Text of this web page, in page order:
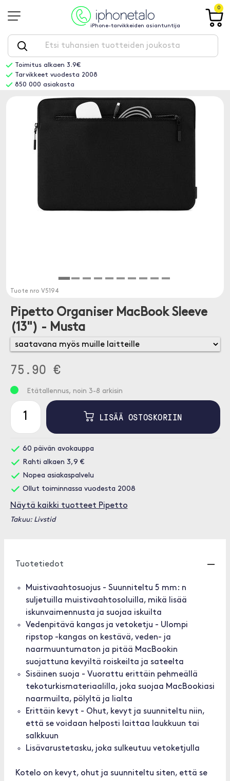
iPhone-tarvikkeiden asiantuntija
0
Toimitus alkaen 3.9€
Tarvikkeet vuodesta 2008
850 000 asiakasta
Tuote nro V5194
Pipetto Organiser MacBook Sleeve
(13") - Musta
75.90 €
Etätallennus, noin 3-8 arkisin
LISÄÄ OSTOSKORIIN
60 päivän avokauppa
Rahti alkaen 3,9 €
Nopea asiakaspalvelu
Ollut toiminnassa vuodesta 2008
Näytä kaikki tuotteet Pipetto
Takuu: Livstid
Tuotetiedot
Muistivaahtosuojus - Suunniteltu 5 mm: n
suljetuilla muistivaahtosoluilla, mikä lisää
iskunvaimennusta ja suojaa iskuilta
Vedenpitävä kangas ja vetoketju - Ulompi
ripstop -kangas on kestävä, veden- ja
naarmuuntumaton ja pitää MacBookin
suojattuna kevyiltä roiskeilta ja sateelta
Sisäinen suoja - Vuorattu erittäin pehmeällä
tekoturkismateriaalilla, joka suojaa MacBookiasi
naarmuilta, pölyltä ja lialta
Erittäin kevyt - Ohut, kevyt ja suunniteltu niin,
että se voidaan helposti laittaa laukkuun tai
salkkuun
Lisävarustetasku, joka sulkeutuu vetoketjulla
Kotelo on kevyt, ohut ja suunniteltu siten, että se